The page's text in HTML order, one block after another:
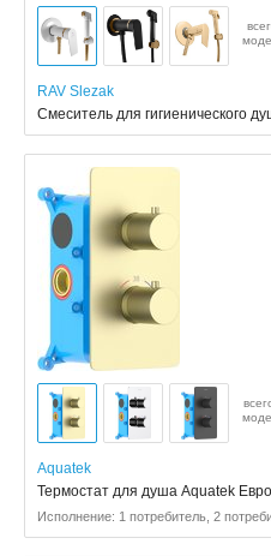
RAV Slezak
Смеситель для гигиенического
Aquatek
Термостат для душа Aquatek
Исполнение: 1 потребитель, 2